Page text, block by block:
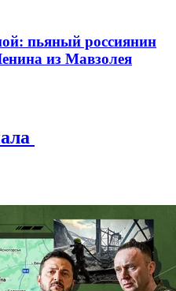
пьяный россиянин
из Мавзолея